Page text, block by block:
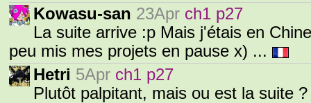
Kowasu-san 23Apr ch1 p27
La suite arrive :p Mais j'étais en
peu mis mes projets en pause x) ...
Hetri 5Apr ch1 p27
Plutôt palpitant, mais ou est la suite